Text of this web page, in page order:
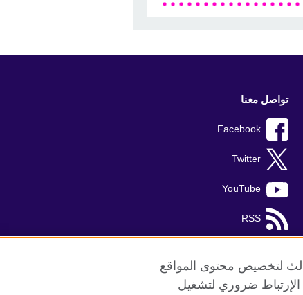
تواصل معنا
Facebook
Twitter
YouTube
RSS
لتخصيص محتوى المواقع
الإرتباط ضروري لتشغيل